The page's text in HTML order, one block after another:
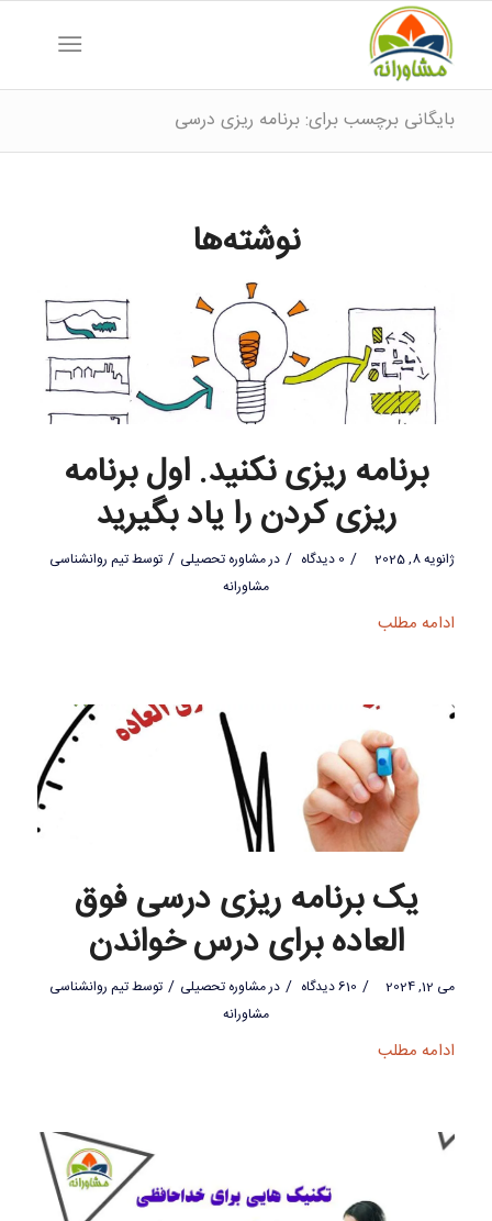
بایگانی برچسب برای: برنامه ریزی درسی
نوشته‌ها
برنامه ریزی نکنید. اول برنامه
ریزی کردن را یاد بگیرید
ژانویه 8, 2025 / 0 دیدگاه / درمشاوره تحصیلی / توسطتیم روانشناسی
مشاورانه
ادامه مطلب
یک برنامه ریزی درسی فوق
العاده برای درس خواندن
می 12, 2024 / 610 دیدگاه / درمشاوره تحصیلی / توسطتیم روانشناسی
مشاورانه
ادامه مطلب